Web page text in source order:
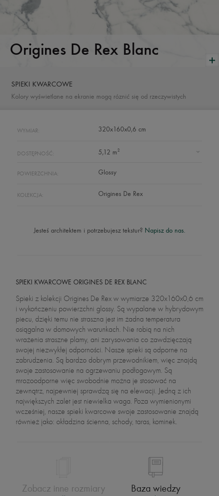
Origines De Rex Blanc
SPIEKI KWARCOWE
Kolory wyświetlane na ekranie mogą róznić się od rzeczywistych
WYMIAR: 320x160x0,6 cm
DOSTĘPNOŚĆ: 5,12 m2
POWIERZCHNIA: Glossy
KOLEKCJA: Origines De Rex
Jesteś architektem i potrzebujesz tekstur? Napisz do nas.
SPIEKI KWARCOWE ORIGINES DE REX BLANC
Spieki z kolekcji Origines De Rex w wymiarze 320x160x0,6 cm
i wykończeniu powierzchni glossy. Są wypalane w hybrydowym
piecu, dzięki temu nie straszna jest im żadna temperatura
osiągalna w domowych warunkach. Nie robią na nich
wrażenia straszne plamy, ani zarysowania co zawdzięczają
swojej niezwykłej odporności. Nasze spieki są odporne na
zabrudzenia. Są bardzo dobrym przewodnikiem, więc znajdą
swoje zastosowanie na ogrzewaniu podłogowym. Są
mrozoodporne więc swobodnie można je stosować na
zewnątrz, najpewniej sprawdzą się na elewacji. Jedną z ich
największych zalet jest niewielka waga. Poza wymienionymi
wcześniej, nasze spieki kwarcowe swoje zastosowanie znajdą
również jako: okładzina ścienna, schody, taras, kominek.
Zobacz inne rozmiary Baza wiedzy